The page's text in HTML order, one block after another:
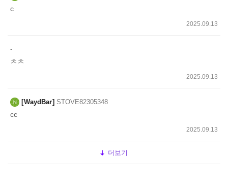
c
2025.09.13
-
ㅊㅊ
2025.09.13
WaydBar STOVE82305348
cc
2025.09.13
더보기